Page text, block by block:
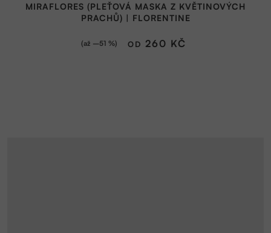
MIRAFLORES (PLEŤOVÁ MASKA Z KVĚTINOVÝCH
PRACHŮ) | FLORENTINE
OD 260 KČ
(až –51 %)